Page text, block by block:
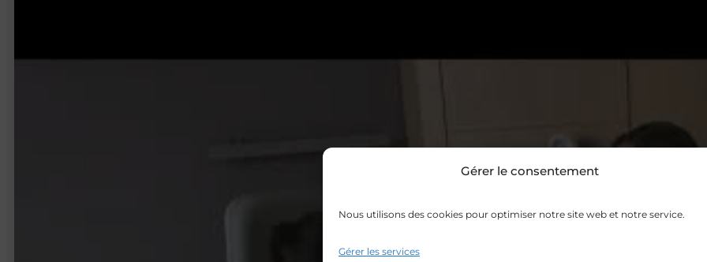
Gérer le consentement
Nous utilisons des cookies pour optimiser notre site web et notre service.
Gérer les services